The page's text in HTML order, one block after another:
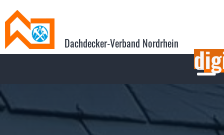

Dachdecker-Verband Nordrhein